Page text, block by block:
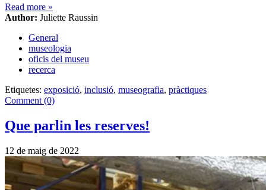
Read more »
Author: Juliette Raussin
General
museologia
oficis del museu
recerca
Etiquetes: exposició, inclusió, museografia, pràctiques
Comment (0)
Que parlin les reserves!
12 de maig de 2022